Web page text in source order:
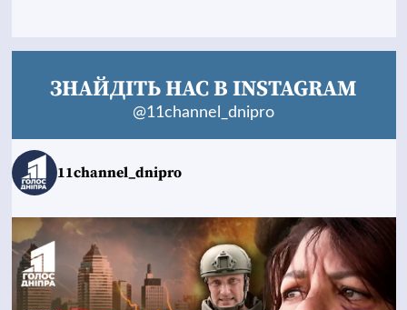
ЗНАЙДІТЬ НАС В INSTAGRAM
@11channel_dnipro
11channel_dnipro